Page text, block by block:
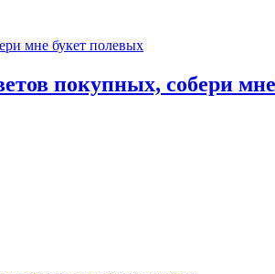
покупных, собери